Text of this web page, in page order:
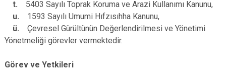
t.
5403 Sayılı Toprak Koruma ve Arazi Kullanımı Kanunu,
u. 1593 Sayılı Umumi Hıfzısıhha Kanunu,
ü. Çevresel Gürültünün Değerlendirilmesi ve Yönetimi
Yönetmeliği görevler vermektedir.
Görev ve Yetkileri